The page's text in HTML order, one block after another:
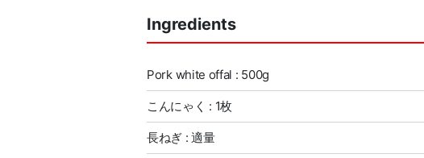
Ingredients
Pork white offal : 500g
こんにゃく : 1枚
長ねぎ : 適量